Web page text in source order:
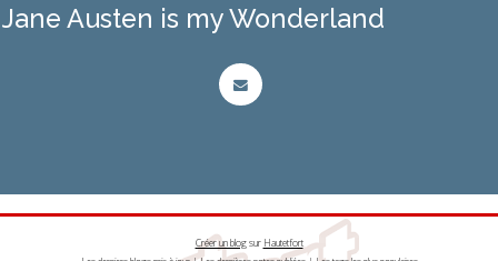
Jane Austen is my Wonderland
Créer un blogsur Hautetfort